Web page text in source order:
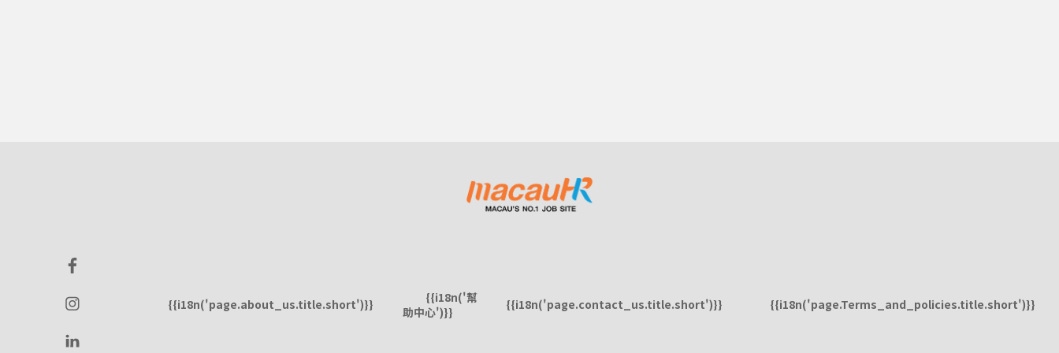
{{i18n('page.about_us.title.short')}}
{{i18n('幫
助中心')}}
{{i18n('page.contact_us.title.short')}} {{i18n('page.Terms_and_policies.title.short')}}